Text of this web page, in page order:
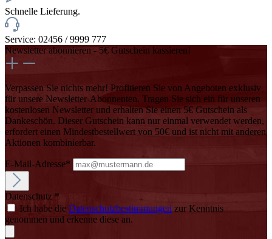
Schnelle Lieferung.
Service: 02456 / 9999 777
Newsletter abonnieren - 5€ Gutschein kassieren!
Verpassen Sie nichts mehr! Profitieren Sie von Angeboten exklusiv
für unsere Newsletter-Abonnenten. Tragen Sie sich ein für unseren
kostenlosen Newsletter und erhalten Sie einen 5€ Gutschein als
Dankeschön. Dieser Gutschein kann nur einmal verwendet werden,
erfordert einen Mindestbestellwert von 50€ und ist nicht mit anderen
Aktionen kombinierbar.
E-Mail-Adresse*
Datenschutz *
Ich habe die Datenschutzbestimmungen zur Kenntnis
genommen und erkenne diese an.